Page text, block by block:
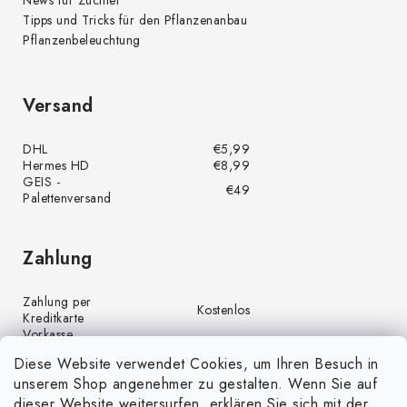
Diese Website verwendet Cookies, um Ihren Besuch in
unserem Shop angenehmer zu gestalten. Wenn Sie auf
Tipps und Tricks für den Pflanzenanbau
Pflanzenbeleuchtung
Versand
DHL
€5,99
Hermes HD
€8,99
GEIS -
Palettenversand
€49
Zahlung
Zahlung per
Kreditkarte
Kostenlos
Vorkasse
Zahlung per PayPal
Kostenlos
Nachnahme
€4,00